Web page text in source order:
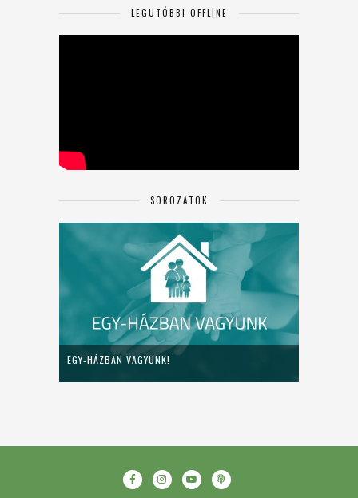
LEGUTÓBBI OFFLINE
SOROZATOK
EGY-HÁZBAN VAGYUNK!